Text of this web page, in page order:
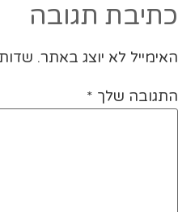
כתיבת תגובה
האימייל לא יוצג באתר.
התגובה שלך *